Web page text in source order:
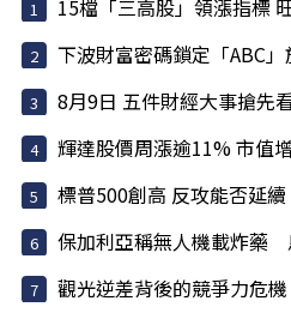
15檔「三高股」領漲指標 旺
下波財富密碼鎖定「ABC
8月9日 五件財經大事搶先
輝達股價周漲逾11% 市值增
標普500創高 反攻能否延
保加利亞稱無人機載炸藥
觀光逆差背後的競爭力危機